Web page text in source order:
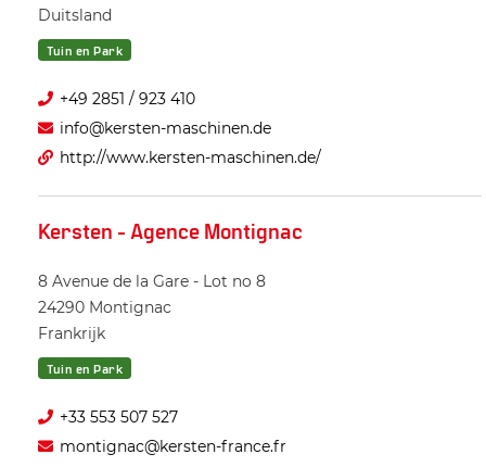
Duitsland
Tuin en Park
+49 2851 / 923 410
info@kersten-maschinen.de
http://www.kersten-maschinen.de/
Kersten - Agence Montignac
8 Avenue de la Gare - Lot no 8
24290 Montignac
Frankrijk
Tuin en Park
+33 553 507 527
montignac@kersten-france.fr